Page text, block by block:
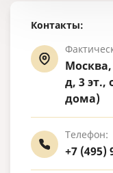
Контакты:
д, 3
дома)
Телефон:
+7 (495)